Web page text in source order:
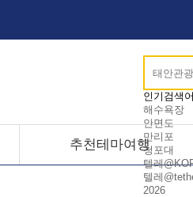
인기검색
해수욕장
안면도
만리포
청포대
텔레
텔레
2026
추천테마여행